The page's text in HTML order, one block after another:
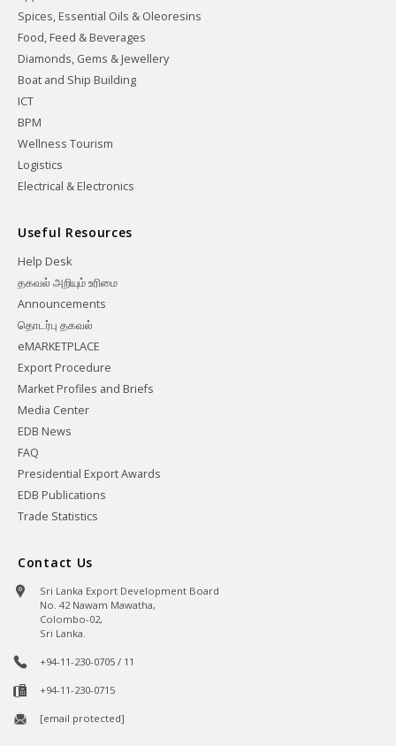
Spices, Essential Oils & Oleoresins
Food, Feed & Beverages
Diamonds, Gems & Jewellery
Boat and Ship Building
ICT
BPM
Wellness Tourism
Logistics
Electrical & Electronics
Useful Resources
Help Desk
தகவல் அறியும் உரிமை
Announcements
தொடர்பு தகவல்
eMARKETPLACE
Export Procedure
Market Profiles and Briefs
Media Center
EDB News
FAQ
Presidential Export Awards
EDB Publications
Trade Statistics
Contact Us
Sri Lanka Export Development Board
No. 42 Nawam Mawatha,
Colombo-02,
Sri Lanka.
+94-11-230-0705 / 11
+94-11-230-0715
[email protected]